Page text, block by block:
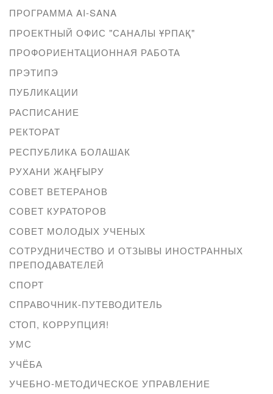
ПРОГРАММА AI-SANA
ПРОЕКТНЫЙ ОФИС "САНАЛЫ ҰРПАҚ"
ПРОФОРИЕНТАЦИОННАЯ РАБОТА
ПРЭТИПЭ
ПУБЛИКАЦИИ
РАСПИСАНИЕ
РЕКТОРАТ
РЕСПУБЛИКА БОЛАШАК
РУХАНИ ЖАҢҒЫРУ
СОВЕТ ВЕТЕРАНОВ
СОВЕТ КУРАТОРОВ
СОВЕТ МОЛОДЫХ УЧЕНЫХ
СОТРУДНИЧЕСТВО И ОТЗЫВЫ ИНОСТРАННЫХ
ПРЕПОДАВАТЕЛЕЙ
СПОРТ
СПРАВОЧНИК-ПУТЕВОДИТЕЛЬ
СТОП, КОРРУПЦИЯ!
УМС
УЧЁБА
УЧЕБНО-МЕТОДИЧЕСКОЕ УПРАВЛЕНИЕ